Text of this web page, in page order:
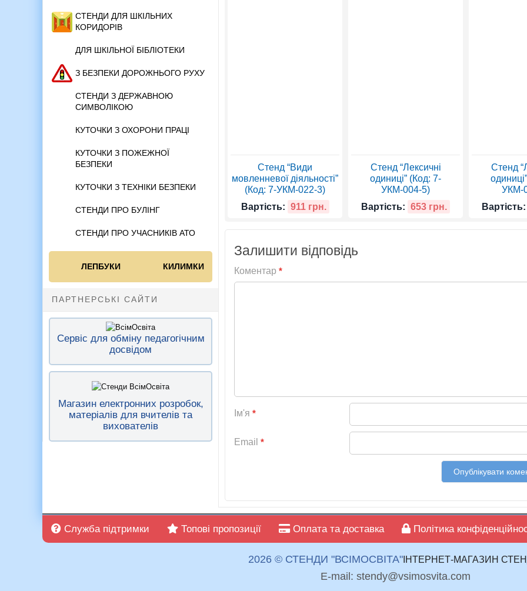
СТЕНДИ ДЛЯ ШКІЛЬНИХ
КОРИДОРІВ
ДЛЯ ШКІЛЬНОЇ БІБЛІОТЕКИ
З БЕЗПЕКИ ДОРОЖНЬОГО РУХУ
СТЕНДИ З ДЕРЖАВНОЮ
СИМВОЛІКОЮ
КУТОЧКИ З ОХОРОНИ ПРАЦІ
КУТОЧКИ З ПОЖЕЖНОЇ
БЕЗПЕКИ
КУТОЧКИ З ТЕХНІКИ БЕЗПЕКИ
СТЕНДИ ПРО БУЛІНГ
СТЕНДИ ПРО УЧАСНИКІВ АТО
ЛЕПБУКИ КИЛИМКИ
ПАРТНЕРСЬКІ САЙТИ
Сервіс для обміну педагогічним
досвідом
Магазин електронних розробок,
матеріалів для вчителів та
вихователів
Стенд “Види
мовленневої діяльності”
(Код: 7-УКМ-022-3)
Вартість: 911 грн.
Стенд “Лексичні
одиниці” (Код: 7-
УКМ-004-5)
Вартість: 653 грн.
Стенд
УКМ-
Вартість:
Залишити відповідь
Коментар *
Ім'я *
Email *
Служба підтримки Топові пропозиції Оплата та доставка Політика
2026 © СТЕНДИ "ВСІМОСВІТА" ІНТЕРНЕТ-МАГАЗИН
E-mail: stendy@vsimosvita.com